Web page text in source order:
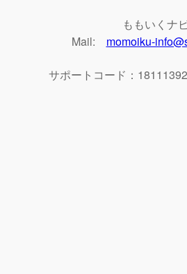
ももいくナ
Mail: momoiku-
サポートコード：